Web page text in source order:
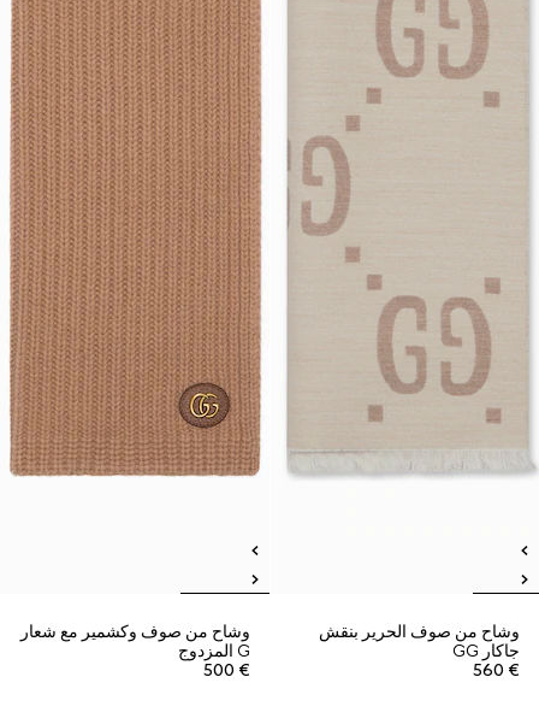
وشاح من صوف الحرير بنقش
جاكار GG
€ 560
وشاح من صوف وكشمير مع شعار
G المزدوج
€ 500